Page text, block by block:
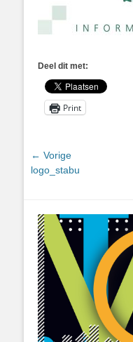
Deel dit met:
Print
Bericht
navigatie
← Vorige
Vorig
logo_stabu